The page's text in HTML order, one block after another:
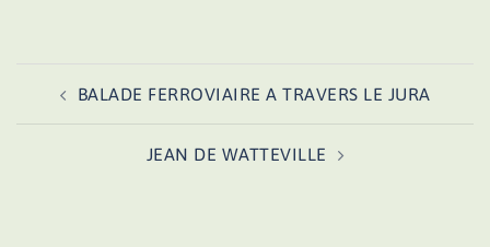
d’articleBALADE FERROVIAIRE A TRAVERS LE JURA
JEAN DE WATTEVILLE